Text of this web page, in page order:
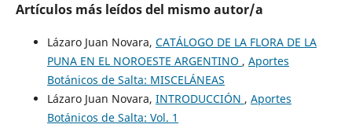
Artículos más leídos del mismo autor/a
Lázaro Juan Novara, CATÁLOGO DE LA FLORA DE LA
PUNA EN EL NOROESTE ARGENTINO , Aportes
Botánicos de Salta: MISCELÁNEAS
Lázaro Juan Novara, INTRODUCCIÓN , Aportes
Botánicos de Salta: Vol. 1